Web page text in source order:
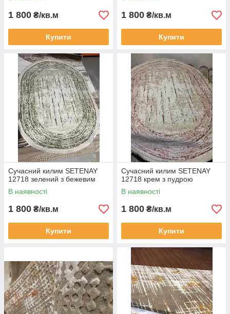
1 800 ₴/кв.м
Купити
1 800 ₴/кв.м
Купити
Сучасний килим SETENAY
12718 зелений з бежевим
В наявності
1 800 ₴/кв.м
Купити
Сучасний килим SETENAY
12718 крем з пудрою
В наявності
1 800 ₴/кв.м
Купити